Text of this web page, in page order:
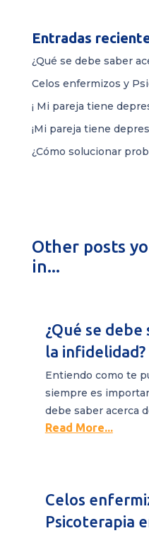
Entradas
¿Qué se debe saber
Celos enfermizos y
¡ Mi pareja tiene
¡Mi pareja tiene
¿Cómo solucionar
Other posts
in...
¿Qué se debe
la infidelidad?
Entiendo como te
siempre es
debe saber acerca
Read More...
Celos
Psicoterapia